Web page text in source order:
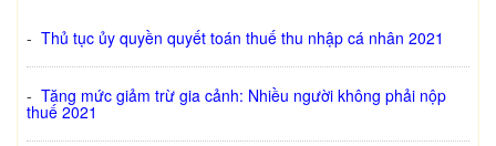
- Thủ tục ủy quyền quyết toán thuế thu nhập cá nhân 2021
- Tăng mức giảm trừ gia cảnh: Nhiều người không phải nộp
thuế 2021